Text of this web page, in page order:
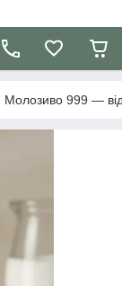
Молозиво 999 —